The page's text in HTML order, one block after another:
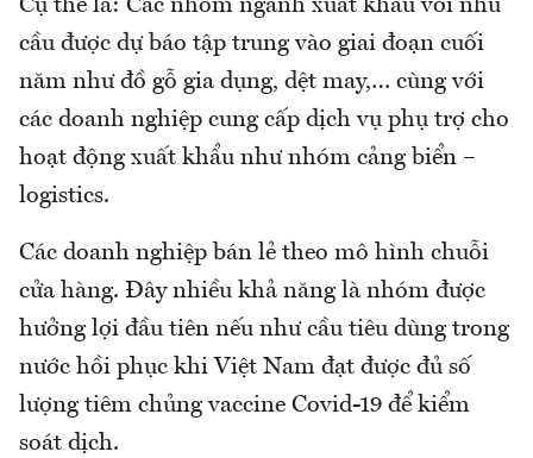
Cụ thể là: Các nhóm ngành xuất khẩu với nhu
cầu được dự báo tập trung vào giai đoạn cuối
năm như đồ gỗ gia dụng, dệt may,… cùng với
các doanh nghiệp cung cấp dịch vụ phụ trợ cho
hoạt động xuất khẩu như nhóm cảng biển –
logistics.
Các doanh nghiệp bán lẻ theo mô hình chuỗi
cửa hàng. Đây nhiều khả năng là nhóm được
hưởng lợi đầu tiên nếu như cầu tiêu dùng trong
nước hồi phục khi Việt Nam đạt được đủ số
lượng tiêm chủng vaccine Covid-19 để kiểm
soát dịch.